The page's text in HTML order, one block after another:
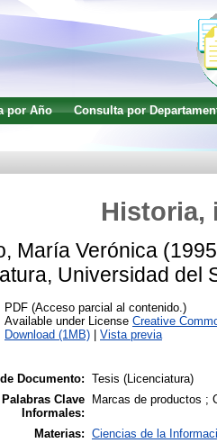
por Año
Consulta por
Historia,
María Verónica
Universidad del
PDF (Acceso parcial al contenido.)
Available under License Creative
Download (1MB)
Vista previa
Documento: Tesis (Licenciatura)
Palabras Clave
Informales:
Marcas de productos ;
Materias: Ciencias de la